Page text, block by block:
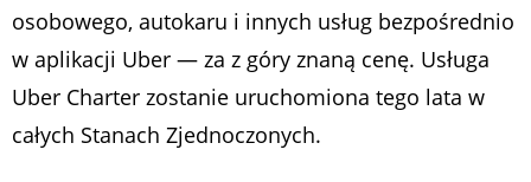
osobowego, autokaru i innych usług bezpośrednio
w aplikacji Uber — za z góry znaną cenę. Usługa
Uber Charter zostanie uruchomiona tego lata w
całych Stanach Zjednoczonych.